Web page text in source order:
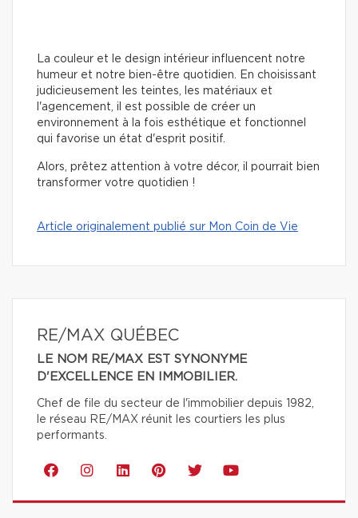
La couleur et le design intérieur influencent notre
humeur et notre bien-être quotidien. En choisissant
judicieusement les teintes, les matériaux et
l'agencement, il est possible de créer un
environnement à la fois esthétique et fonctionnel
qui favorise un état d'esprit positif.
Alors, prêtez attention à votre décor, il pourrait bien
transformer votre quotidien !
Article originalement publié sur Mon Coin de Vie
RE/MAX QUÉBEC
LE NOM RE/MAX EST SYNONYME
D'EXCELLENCE EN IMMOBILIER.
Chef de file du secteur de l'immobilier depuis 1982,
le réseau RE/MAX réunit les courtiers les plus
performants.